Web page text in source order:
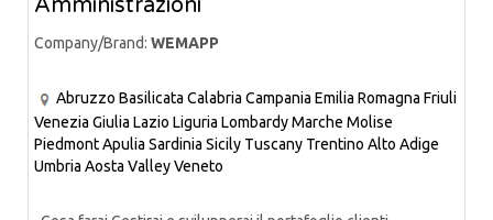
Amministrazioni
Company/Brand: WEMAPP
Abruzzo Basilicata Calabria Campania Emilia Romagna Friuli
Venezia Giulia Lazio Liguria LombardyMarche Molise
PiedmontApulia Sardinia Sicily Tuscany Trentino Alto Adige
Umbria Aosta ValleyVeneto